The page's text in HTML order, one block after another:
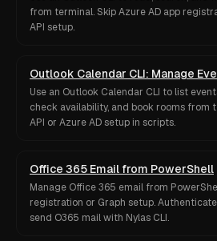
from terminal. Skip Azure AD app
API setup.
Outlook Calendar CLI: Manage
Use an Outlook Calendar CLI to list
check availability, and book rooms from
API or Azure AD setup in scripts.
Office 365 Email from PowerShell
Manage Office 365 email from
registration or Graph setup.
send O365 mail with Nylas CLI.